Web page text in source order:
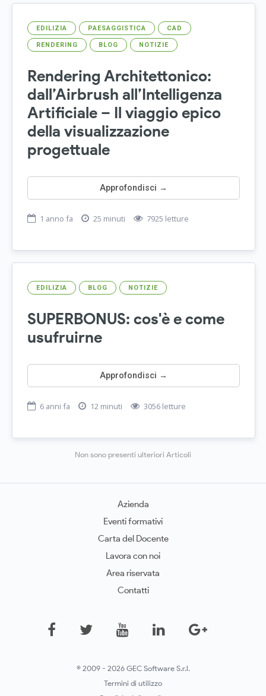
EDILIZIA PAESAGGISTICA CAD
RENDERING BLOG NOTIZIE
Rendering Architettonico:
dall’Airbrush all’Intelligenza
Artificiale – Il viaggio epico
della visualizzazione
progettuale
Approfondisci →
1 anno fa 25 minuti 7925 letture
EDILIZIA BLOG NOTIZIE
SUPERBONUS: cos'è e come
usufruirne
Approfondisci →
6 anni fa 12 minuti 3056 letture
Non sono presenti ulteriori Articoli
Azienda
Eventi formativi
Carta del Docente
Lavora con noi
Area riservata
Contatti
© 2009 - 2026 GEC Software S.r.l.
Termini di utilizzo